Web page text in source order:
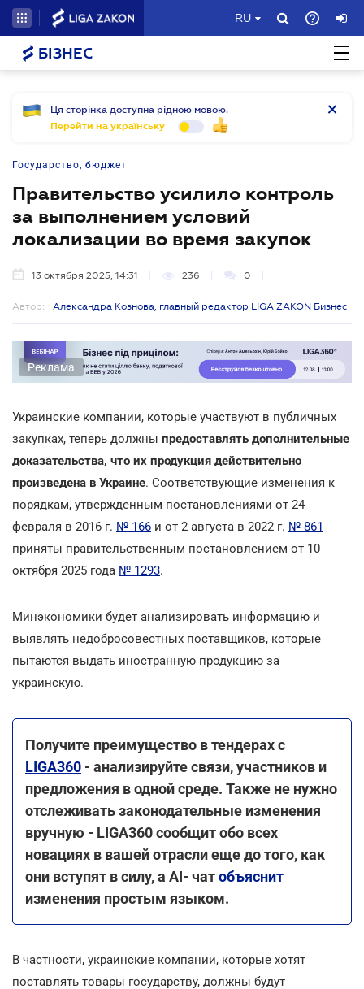
RU
БІЗНЕС
Ця сторінка доступна рідною мовою.
Перейти на українську
Государство, бюджет
Правительство усилило контроль
за выполнением условий
локализации во время закупок
13 октября 2025, 14:31 236 0
Автор: Александра Кознова, главный редактор LIGA ZAKON Бизнес
Реклама
Украинские компании, которые участвуют в публичных
закупках, теперь должны предоставлять дополнительные
доказательства, что их продукция действительно
произведена в Украине. Соответствующие изменения к
порядкам, утвержденным постановлениями от 24
февраля в 2016 г. № 166 и от 2 августа в 2022 г. № 861
приняты правительственным постановлением от 10
октября 2025 года № 1293.
Минэкономики будет анализировать информацию и
выявлять недобросовестных поставщиков, которые
пытаются выдать иностранную продукцию за
украинскую.
Получите преимущество в тендерах с
LIGA360 - анализируйте связи, участников и
предложения в одной среде. Также не нужно
отслеживать законодательные изменения
вручную - LIGA360 сообщит обо всех
новациях в вашей отрасли еще до того, как
они вступят в силу, а AI- чатобъяснит
изменения простым языком.
В частности, украинские компании, которые хотят
поставлять товары государству, должны будут